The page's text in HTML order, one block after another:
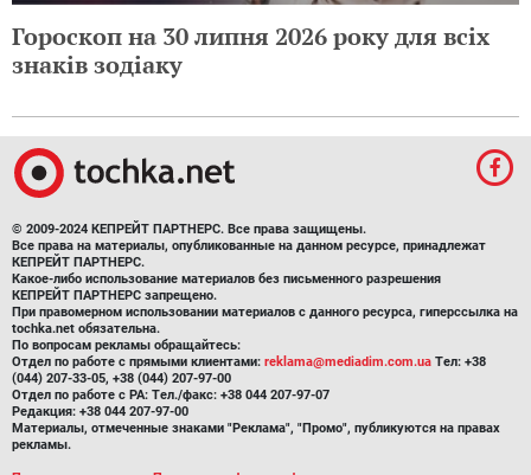
Гороскоп на 30 липня 2026 року для всіх
знаків зодіаку
© 2009-2024 КЕПРЕЙТ ПАРТНЕРС. Все права защищены.
Все права на материалы, опубликованные на данном ресурсе, принадлежат
КЕПРЕЙТ ПАРТНЕРС.
Какое-либо использование материалов без письменного разрешения
КЕПРЕЙТ ПАРТНЕРС запрещено.
При правомерном использовании материалов с данного ресурса, гиперссылка на
tochka.net обязательна.
По вопросам рекламы обращайтесь:
Отдел по работе с прямыми клиентами: reklama@mediadim.com.ua Тел: +38
(044) 207-33-05, +38 (044) 207-97-00
Отдел по работе с РА: Тел./факс: +38 044 207-97-07
Редакция: +38 044 207-97-00
Материалы, отмеченные знаками "Реклама", "Промо", публикуются на правах
рекламы.